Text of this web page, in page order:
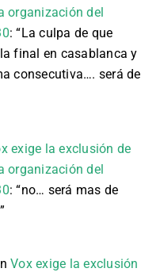
organización del
: “La culpa de que
final en casablanca y
consecutiva…. será de
exige la exclusión de
organización del
: “no… será mas de
”
Vox exige la exclusión